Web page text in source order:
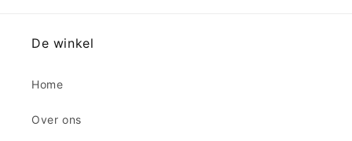
De winkel
Home
Over ons